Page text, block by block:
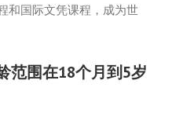
和国际文凭课程，成为世
范围在18个月到5岁